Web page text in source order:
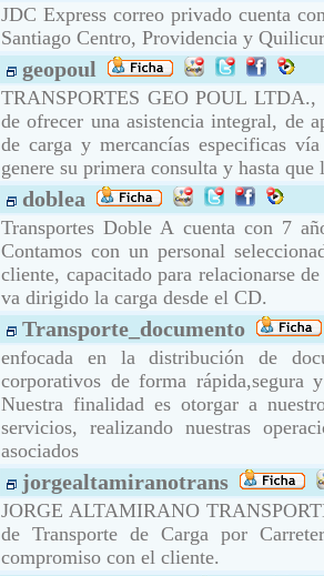
JDC Express correo privado cuenta
Santiago Centro, Providencia y
geopoul
TRANSPORTES GEO POUL LTDA.,
de ofrecer una asistencia integral, de
de carga y mercancías especificas
genere su primera consulta y hasta
doblea
Transportes Doble A cuenta con 7
Contamos con un personal
cliente, capacitado para relacionarse
va dirigido la carga desde el CD.
Transporte_documento
enfocada en la distribución de
corporativos de forma rápida,segura
Nuestra finalidad es otorgar a
servicios, realizando nuestras
asociados
jorgealtamiranotrans
JORGE ALTAMIRANO
de Transporte de Carga por
compromiso con el cliente.